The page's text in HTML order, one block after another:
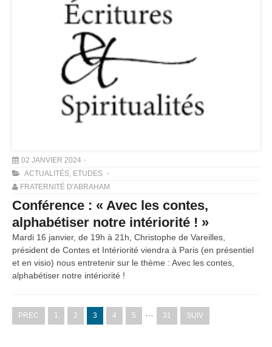
02 JANVIER 2024
ACTUALITÉS ETUDES
FRATERNITÉ D'ABRAHAM
Conférence : « Avec les contes,
alphabétiser notre intériorité ! »
Mardi 16 janvier, de 19h à 21h, Christophe de Vareilles,
président de Contes et Intériorité viendra à Paris (en présentiel
et en visio) nous entretenir sur le thème : Avec les contes,
alphabétiser notre intériorité !
PREC 1 2 3 4 5 31 SUIV